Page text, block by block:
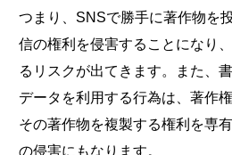
つまり、SNSで勝手に著作物を
信の権利を侵害することになり
るリスクが出てきます。また、
データを利用する行為は、著作
その著作物を複製する権利を専
の侵害にもなります。